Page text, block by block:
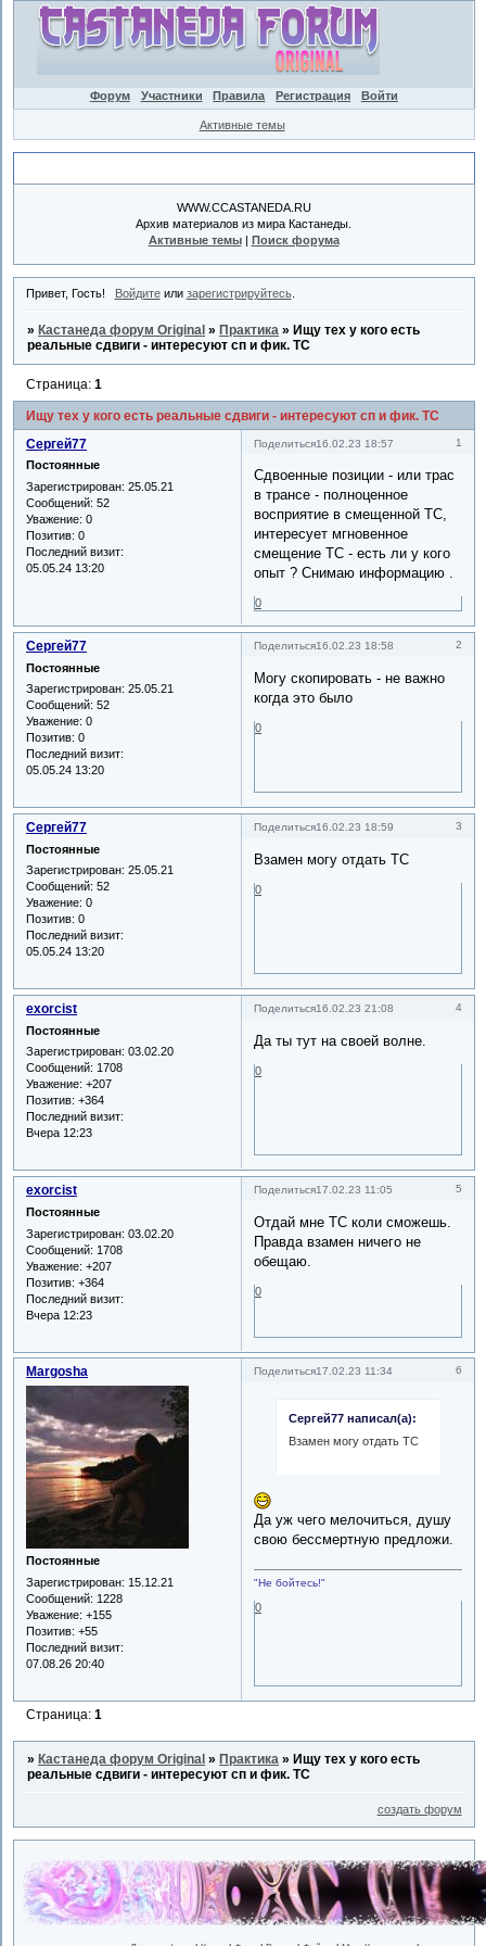
Форум Участники Правила Регистрация Войти
Активные темы
WWW.CCASTANEDA.RU
Архив материалов из мира Кастанеды.
Активные темы| Поиск форума
Привет, Гость! Войдитеили зарегистрируйтесь.
» Кастанеда форум Original » Практика » Ищу тех у кого есть
реальные сдвиги - интересуют сп и фик. ТС
Ищу тех у кого есть реальные сдвиги - интересуют сп и фик. ТС
Страница:1
Поделиться 1
16.02.23 18:57
Сергей77
Постоянные
Зарегистрирован: 25.05.21
Сообщений: 52
Уважение: 0
Позитив: 0
Последний визит:
05.05.24 13:20
Сдвоенные позиции - или трас
в трансе - полноценное
восприятие в смещенной ТС,
интересует мгновенное
смещение ТС - есть ли у кого
опыт ? Снимаю информацию .
0
Поделиться 2
16.02.23 18:58
Сергей77
Постоянные
Зарегистрирован: 25.05.21
Сообщений: 52
Уважение: 0
Позитив: 0
Последний визит:
05.05.24 13:20
Могу скопировать - не важно
когда это было
0
Поделиться 3
16.02.23 18:59
Сергей77
Постоянные
Зарегистрирован: 25.05.21
Сообщений: 52
Уважение: 0
Позитив: 0
Последний визит:
05.05.24 13:20
Взамен могу отдать ТС
0
Поделиться 4
16.02.23 21:08
exorcist
Постоянные
Зарегистрирован: 03.02.20
Сообщений: 1708
Уважение: +207
Позитив: +364
Последний визит:
Вчера 12:23
Да ты тут на своей волне.
0
Поделиться 5
17.02.23 11:05
exorcist
Постоянные
Зарегистрирован: 03.02.20
Сообщений: 1708
Уважение: +207
Позитив: +364
Последний визит:
Вчера 12:23
Отдай мне ТС коли сможешь.
Правда взамен ничего не
обещаю.
0
Поделиться 6
17.02.23 11:34
Margosha
Постоянные
Зарегистрирован: 15.12.21
Сообщений: 1228
Уважение: +155
Позитив: +55
Последний визит:
07.08.26 20:40
Сергей77 написал(а):
Взамен могу отдать ТС
Да уж чего мелочиться, душу
свою бессмертную предложи.
"Не бойтесь!"
0
Страница:1
» Кастанеда форум Original » Практика » Ищу тех у кого есть
реальные сдвиги - интересуют сп и фик. ТС
создать форум